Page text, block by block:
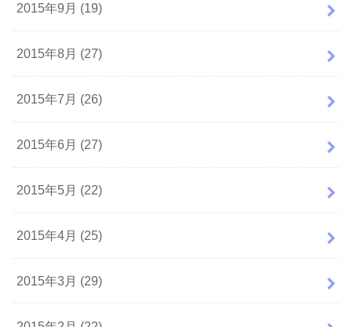
2015年9月 (19)
2015年8月 (27)
2015年7月 (26)
2015年6月 (27)
2015年5月 (22)
2015年4月 (25)
2015年3月 (29)